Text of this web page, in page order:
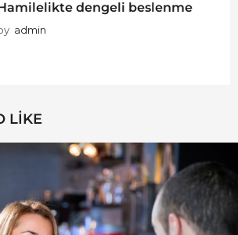
dengeli beslenme
admin
LIKE